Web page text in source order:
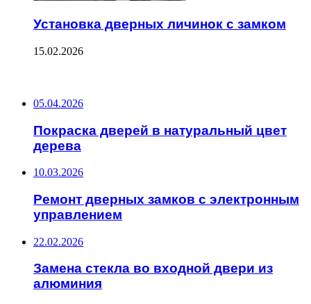
Установка дверных личинок с замком
15.02.2026
05.04.2026
Покраска дверей в натуральный цвет
дерева
10.03.2026
Ремонт дверных замков с электронным
управлением
22.02.2026
Замена стекла во входной двери из
алюминия